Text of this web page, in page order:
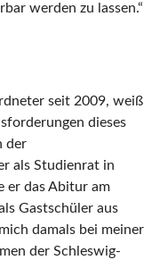
werden zu lassen.“
seit 2009, weiß
dieses
der
als Studienrat in
er das Abitur am
Gastschüler aus
damals bei meiner
der Schleswig-